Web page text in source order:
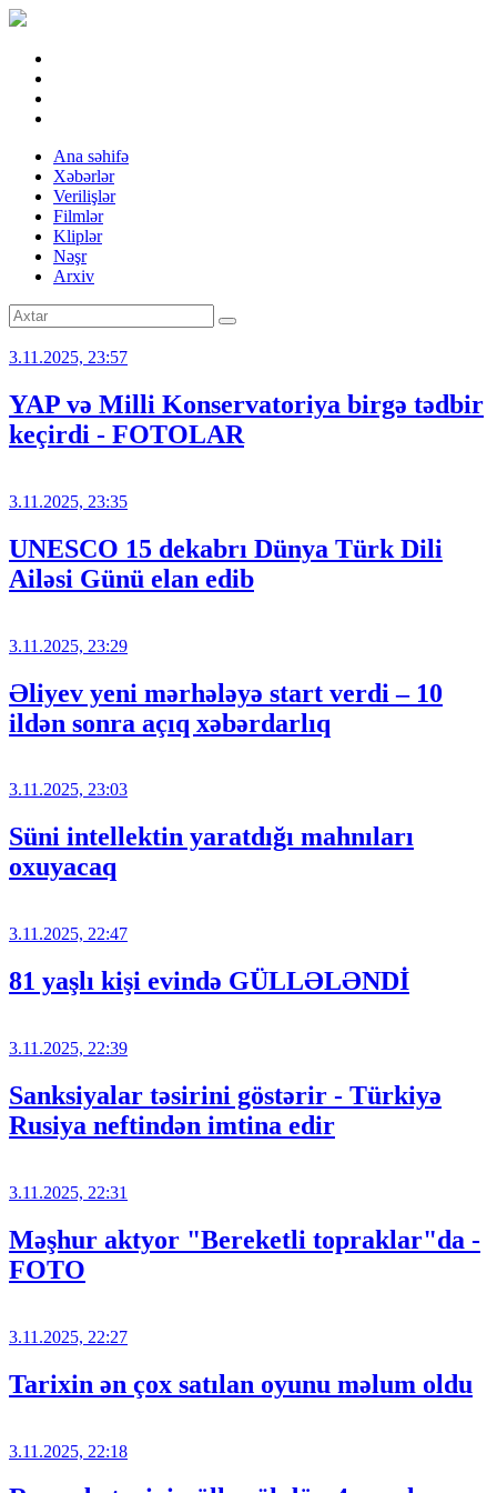
Ana səhifə
Xəbərlər
Verilişlər
Filmlər
Kliplər
Nəşr
Arxiv
3.11.2025, 23:57
YAP və Milli Konservatoriya birgə tədbir
keçirdi - FOTOLAR
3.11.2025, 23:35
UNESCO 15 dekabrı Dünya Türk Dili
Ailəsi Günü elan edib
3.11.2025, 23:29
Əliyev yeni mərhələyə start verdi – 10
ildən sonra açıq xəbərdarlıq
3.11.2025, 23:03
Süni intellektin yaratdığı mahnıları
oxuyacaq
3.11.2025, 22:47
81 yaşlı kişi evində GÜLLƏLƏNDİ
3.11.2025, 22:39
Sanksiyalar təsirini göstərir - Türkiyə
Rusiya neftindən imtina edir
3.11.2025, 22:31
Məşhur aktyor "Bereketli topraklar"da -
FOTO
3.11.2025, 22:27
Tarixin ən çox satılan oyunu məlum oldu
3.11.2025, 22:18